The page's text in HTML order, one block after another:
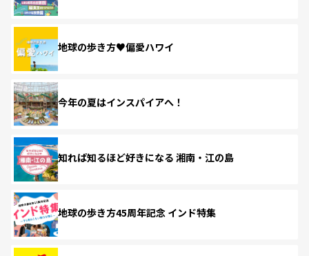
地球の歩き方♥偏愛ハワイ
今年の夏はインスパイアへ！
知れば知るほど好きになる 湘南・江の島
地球の歩き方45周年記念 インド特集